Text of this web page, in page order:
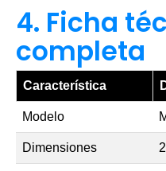
4. Ficha
completa
Característica
Modelo
Dimensiones